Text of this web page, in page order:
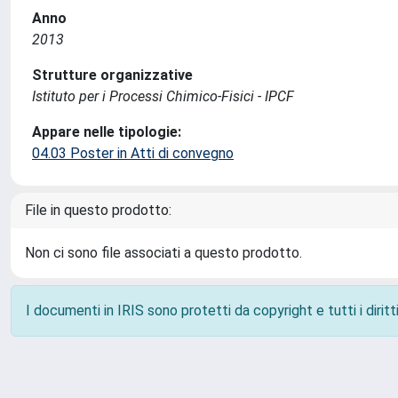
Anno
2013
Strutture organizzative
Istituto per i Processi Chimico-Fisici - IPCF
Appare nelle tipologie:
04.03 Poster in Atti di convegno
File in questo prodotto:
Non ci sono file associati a questo prodotto.
I documenti in IRIS sono protetti da copyright e tutti i